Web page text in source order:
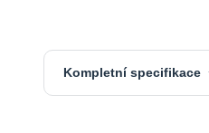
Kompletní specifikace